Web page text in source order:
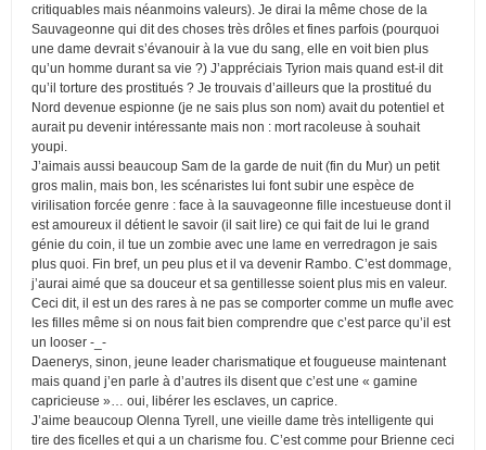
critiquables mais néanmoins valeurs). Je dirai la même chose de la
Sauvageonne qui dit des choses très drôles et fines parfois (pourquoi
une dame devrait s’évanouir à la vue du sang, elle en voit bien plus
qu’un homme durant sa vie ?) J’appréciais Tyrion mais quand est-il dit
qu’il torture des prostitués ? Je trouvais d’ailleurs que la prostitué du
Nord devenue espionne (je ne sais plus son nom) avait du potentiel et
aurait pu devenir intéressante mais non : mort racoleuse à souhait
youpi.
J’aimais aussi beaucoup Sam de la garde de nuit (fin du Mur) un petit
gros malin, mais bon, les scénaristes lui font subir une espèce de
virilisation forcée genre : face à la sauvageonne fille incestueuse dont il
est amoureux il détient le savoir (il sait lire) ce qui fait de lui le grand
génie du coin, il tue un zombie avec une lame en verredragon je sais
plus quoi. Fin bref, un peu plus et il va devenir Rambo. C’est dommage,
j’aurai aimé que sa douceur et sa gentillesse soient plus mis en valeur.
Ceci dit, il est un des rares à ne pas se comporter comme un mufle avec
les filles même si on nous fait bien comprendre que c’est parce qu’il est
un looser -_-
Daenerys, sinon, jeune leader charismatique et fougueuse maintenant
mais quand j’en parle à d’autres ils disent que c’est une « gamine
capricieuse »… oui, libérer les esclaves, un caprice.
J’aime beaucoup Olenna Tyrell, une vieille dame très intelligente qui
tire des ficelles et qui a un charisme fou. C’est comme pour Brienne ceci